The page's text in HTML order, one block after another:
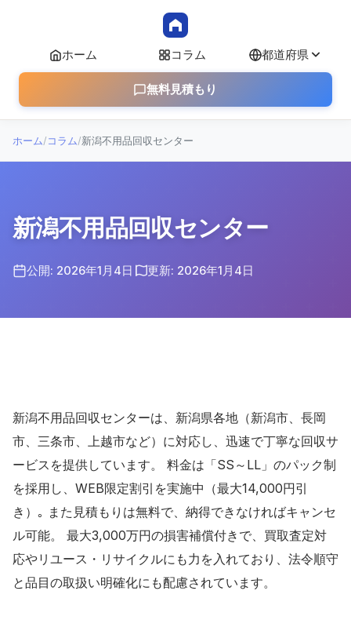
ホーム コラム 都道府県
無料見積もり
ホーム/コラム/新潟不用品回収センター
新潟不用品回収センター
公開: 2026年1月4日 更新: 2026年1月4日
新潟不用品回収センターは、新潟県各地（新潟市、長岡
市、三条市、上越市など）に対応し、迅速で丁寧な回収サ
ービスを提供しています。 料金は「SS～LL」のパック制
を採用し、WEB限定割引を実施中（最大14,000円引
き）｡ また見積もりは無料で、納得できなければキャンセ
ル可能。 最大3,000万円の損害補償付きで、買取査定対
応やリユース・リサイクルにも力を入れており、法令順守
と品目の取扱い明確化にも配慮されています。